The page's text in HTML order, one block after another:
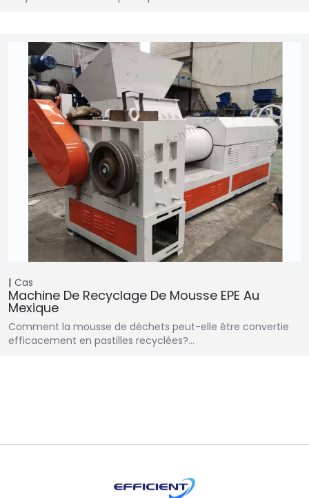
Cas
Machine De Recyclage De Mousse EPE Au
Mexique
Comment la mousse de déchets peut-elle être convertie
efficacement en pastilles recyclées?…